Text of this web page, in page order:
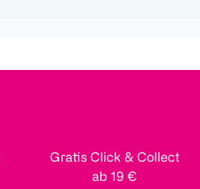
Gratis Click & Collect
ab 19 €